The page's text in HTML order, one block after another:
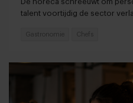
talent voortijdig de sector
Gastronomie Chefs